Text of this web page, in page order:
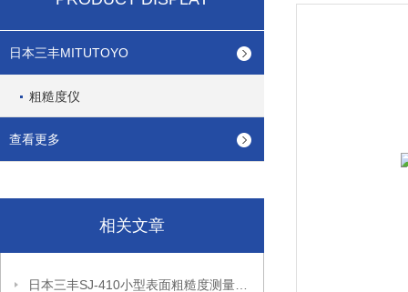
日本三丰MITUTOYO
粗糙度仪
查看更多
相关文章